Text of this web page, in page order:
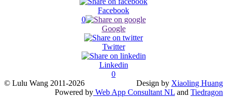
Facebook
0
Google
Twitter
Linkedin
0
© Lulu Wang 2011-2026
Design by Xiaoling Huang
Powered by Web App Consultant NL and Tiedragon